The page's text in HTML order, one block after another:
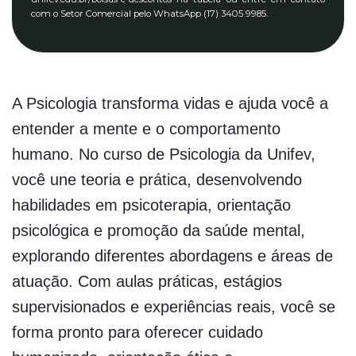
com o Setor Comercial pelo WhatsApp (17) 3405 9985.
A Psicologia transforma vidas e ajuda você a
entender a mente e o comportamento
humano. No curso de Psicologia da Unifev,
você une teoria e prática, desenvolvendo
habilidades em psicoterapia, orientação
psicológica e promoção da saúde mental,
explorando diferentes abordagens e áreas de
atuação. Com aulas práticas, estágios
supervisionados e experiências reais, você se
forma pronto para oferecer cuidado